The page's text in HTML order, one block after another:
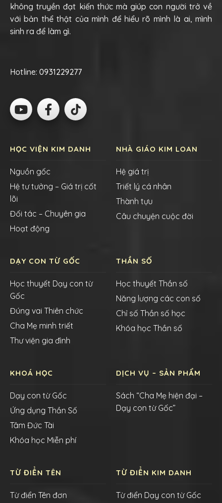
không truyền đạt kiến thức mà giúp con người trở về
với bản thể thật của mình để hiểu rõ mình là ai, mình
sinh ra để làm gì.
Hotline: 0931229277
HỌC VIỆN KIM DANH
Nguồn gốc
Hệ tư tưởng – Giá trị cốt
lõi
Đối tác – Chuyên gia
Hoạt động
NHÀ GIÁO KIM LOAN
Hệ giá trị
Triết lý cá nhân
Thành tựu
Câu chuyện cuộc đời
DẠY CON TỪ GỐC
Học thuyết Dạy con từ
Gốc
Đúng vai Thiên chức
Cha Mẹ minh triết
Thư viện gia đình
THẦN SỐ
Học thuyết Thần số
Năng lượng các con số
Chỉ số Thần số học
Khóa học Thần số
KHOÁ HỌC
Dạy con từ Gốc
Ứng dụng Thần Số
Tâm Đức Tài
Khóa học Miễn phí
DỊCH VỤ – SẢN PHẨM
Sách “Cha Mẹ hiện đại –
Dạy con từ Gốc”
TỪ ĐIỂN TÊN
Từ điển Tên đơn
TỪ ĐIỂN KIM DANH
Từ điển Dạy con từ Gốc